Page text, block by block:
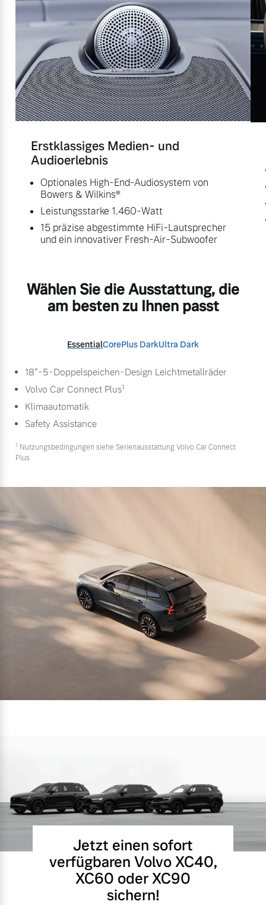
Erstklassiges Medien- und
Audioerlebnis
Optionales High-End-Audiosystem von
Bowers & Wilkins®
Leistungsstarke 1.460-Watt
15 präzise abgestimmte HiFi-Lautsprecher
und ein innovativer Fresh-Air-Subwoofer
Wählen Sie die Ausstattung, die
am besten zu Ihnen passt
EssentialCorePlus DarkUltra Dark
18"-5-Doppelspeichen-Design Leichtmetallräder
Volvo Car Connect Plus1
Klimaautomatik
Safety Assistance
1 Nutzungsbedingungen siehe Serienausstattung Volvo Car Connect
Plus
Jetzt einen sofort
verfügbaren Volvo XC40,
XC60 oder XC90
sichern!